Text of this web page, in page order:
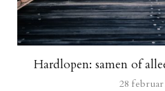
Hardlopen: samen of
28